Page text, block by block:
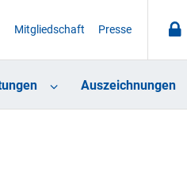
Mitgliedschaft Presse
Auszeichnungen